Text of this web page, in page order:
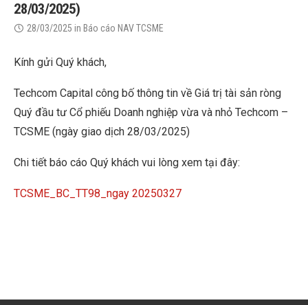
28/03/2025)
28/03/2025 in Báo cáo NAV TCSME
Kính gửi Quý khách,
Techcom Capital công bố thông tin về Giá trị tài sản ròng
Quý đầu tư Cổ phiếu Doanh nghiệp vừa và nhỏ Techcom –
TCSME (ngày giao dịch 28/03/2025)
Chi tiết báo cáo Quý khách vui lòng xem tại đây:
TCSME_BC_TT98_ngay 20250327